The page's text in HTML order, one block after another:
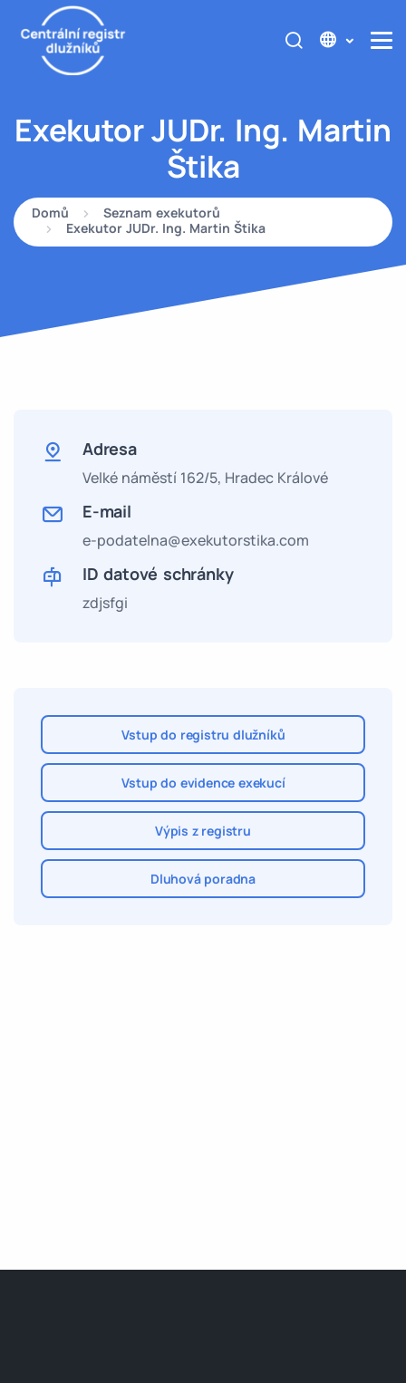
Exekutor JUDr. Ing. Martin
Štika
Domů
Seznam exekutorů
Exekutor JUDr. Ing. Martin Štika
Adresa
Velké náměstí 162/5, Hradec Králové
E-mail
e-podatelna@exekutorstika.com
ID datové schránky
zdjsfgi
Vstup do registru dlužníků
Vstup do evidence exekucí
Výpis z registru
Dluhová poradna